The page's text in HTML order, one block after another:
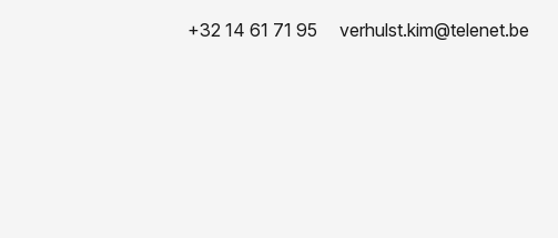
+32 14 61 71 95 verhulst.kim@telenet.be